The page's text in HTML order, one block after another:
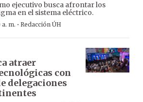
ejecutivo busca afrontar los
en el sistema eléctrico.
m. · Redacción ÚH
atraer
con
delegaciones